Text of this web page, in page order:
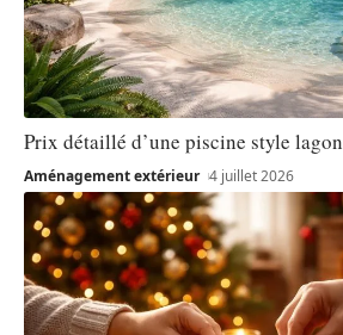
Prix détaillé d’une piscine style lagon
Aménagement extérieur 4 juillet 2026